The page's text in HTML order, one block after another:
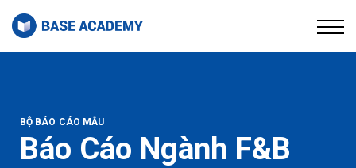
Về chúng tôi
Đăng nhập
BỘ BÁO CÁO MẪU
Báo Cáo Ngành F&B